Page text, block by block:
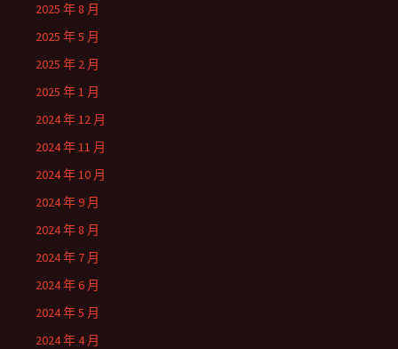
2025 年 8 月
2025 年 5 月
2025 年 2 月
2025 年 1 月
2024 年 12 月
2024 年 11 月
2024 年 10 月
2024 年 9 月
2024 年 8 月
2024 年 7 月
2024 年 6 月
2024 年 5 月
2024 年 4 月